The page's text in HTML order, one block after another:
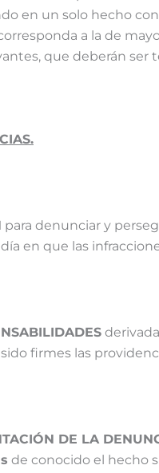
en un solo hecho
a la de
que deberán ser
para denunciar y
en que las
firmes las
DE LA
de conocido el hecho